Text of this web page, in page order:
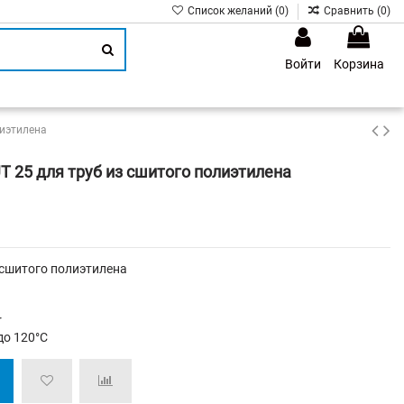
Список желаний (0) Сравнить (0)
Войти
Корзина
25 для труб из сшитого полиэтилена
полиэтилена
120°C